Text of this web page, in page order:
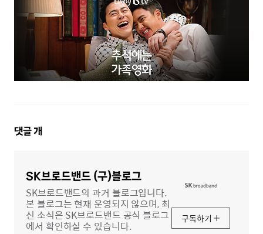
댓
댓글개
SK브로드밴드 (구)블로그
SK브로드밴드의 과거 블로그입니다.
본 블로그는 현재 운영되지 않으며, 최
신 소식은 SK브로드밴드 공식 블로그
에서 확인하실 수 있습니다.
구독하기